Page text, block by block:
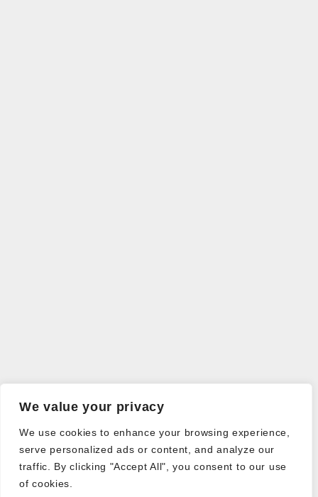
We value your privacy
We use cookies to enhance your browsing experience,
serve personalized ads or content, and analyze our
traffic. By clicking "Accept All", you consent to our use
of cookies.